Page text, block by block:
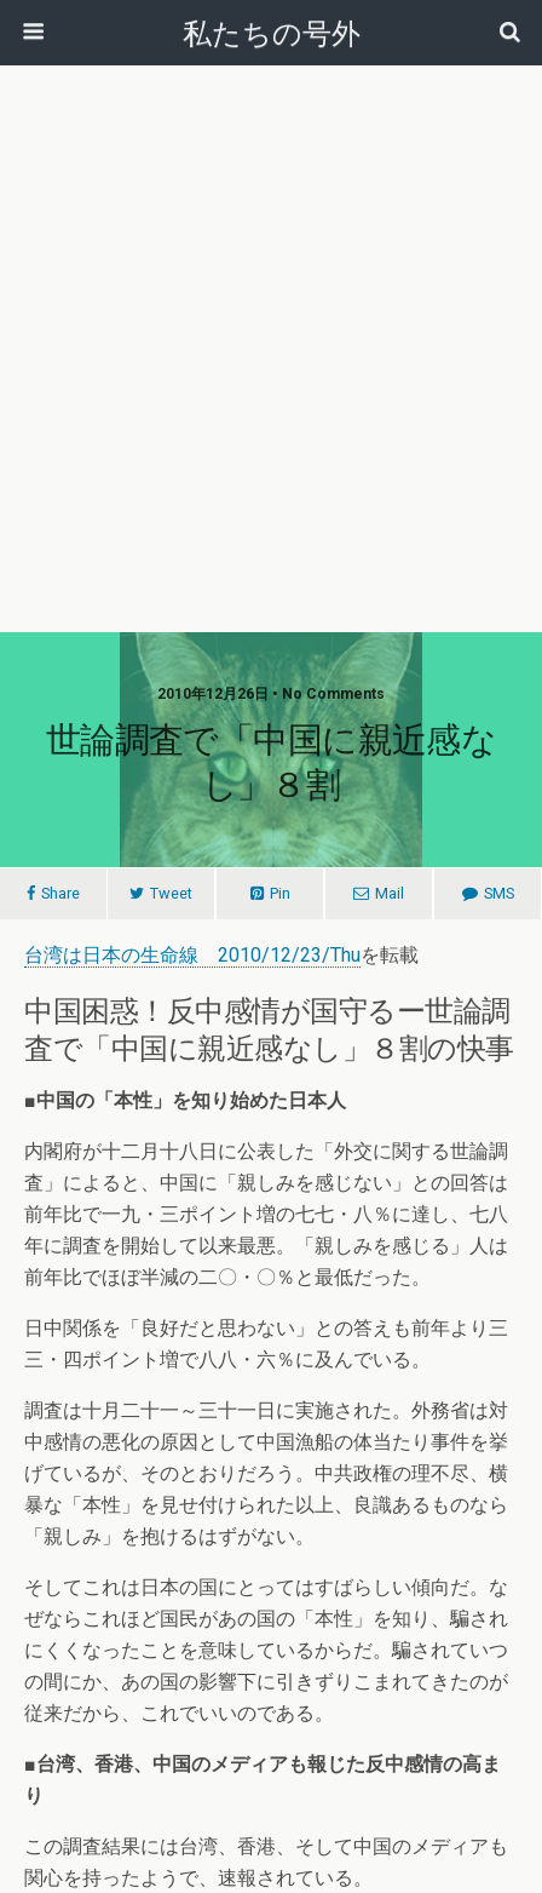
私たちの号外
2010年12月26日 • No Comments
世論調査で「中国に親近感な
し」８割
Share Tweet Pin Mail SMS
台湾は日本の生命線 2010/12/23/Thuを転載
中国困惑！反中感情が国守るー世論調
査で「中国に親近感なし」８割の快事
■中国の「本性」を知り始めた日本人
内閣府が十二月十八日に公表した「外交に関する世論調
査」によると、中国に「親しみを感じない」との回答は
前年比で一九・三ポイント増の七七・八％に達し、七八
年に調査を開始して以来最悪。「親しみを感じる」人は
前年比でほぼ半減の二〇・〇％と最低だった。
日中関係を「良好だと思わない」との答えも前年より三
三・四ポイント増で八八・六％に及んでいる。
調査は十月二十一～三十一日に実施された。外務省は対
中感情の悪化の原因として中国漁船の体当たり事件を挙
げているが、そのとおりだろう。中共政権の理不尽、横
暴な「本性」を見せ付けられた以上、良識あるものなら
「親しみ」を抱けるはずがない。
そしてこれは日本の国にとってはすばらしい傾向だ。な
ぜならこれほど国民があの国の「本性」を知り、騙され
にくくなったことを意味しているからだ。騙されていつ
の間にか、あの国の影響下に引きずりこまれてきたのが
従来だから、これでいいのである。
■台湾、香港、中国のメディアも報じた反中感情の高ま
り
この調査結果には台湾、香港、そして中国のメディアも
関心を持ったようで、速報されている。